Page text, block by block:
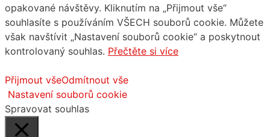
opakované návštěvy. Kliknutím na „Přijmout vše“
souhlasíte s používáním VŠECH souborů cookie. Můžete
však navštívit „Nastavení souborů cookie“ a poskytnout
kontrolovaný souhlas. Přečtěte si více
Přijmout všeOdmítnout vše
Nastavení souborů cookie
Spravovat souhlas